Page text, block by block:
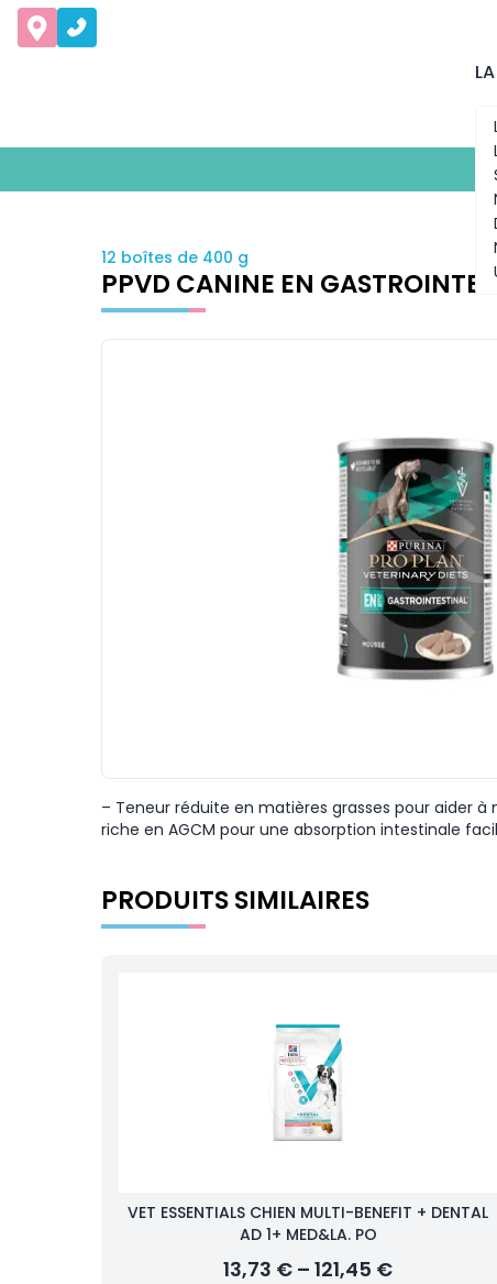
12 boîtes de 400 g
PPVD CANINE EN
– Teneur réduite en matières grasses pour aider
riche en AGCM pour une absorption intestinale
PRODUITS SIMILAIRES
VET ESSENTIALS CHIEN MULTI-BENEFIT + DENTAL
AD 1+ MED&LA. PO
13,73 € – 121,45 €